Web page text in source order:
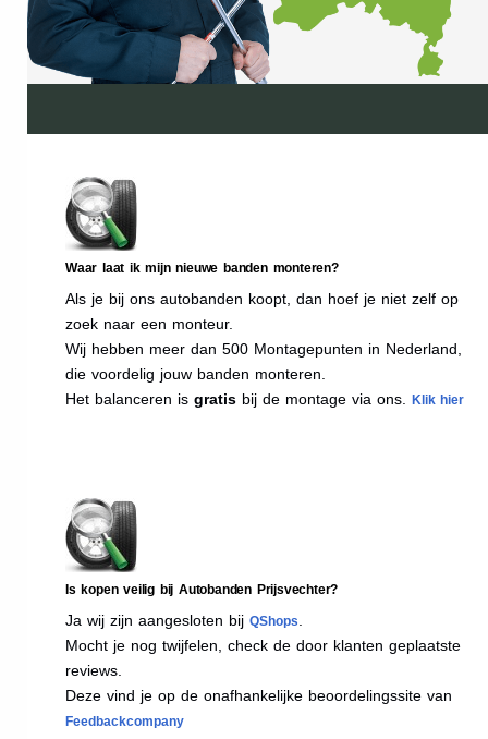
Waar laat ik mijn nieuwe banden monteren?
Als je bij ons autobanden koopt, dan hoef je niet zelf op
zoek naar een monteur.
Wij hebben meer dan 500 Montagepunten in Nederland,
die voordelig jouw banden monteren.
Het balanceren is gratis bij de montage via ons. Klik hier
Is kopen veilig bij Autobanden Prijsvechter?
Ja wij zijn aangesloten bij QShops
Mocht je nog twijfelen, check de door klanten geplaatste
reviews.
Deze vind je op de onafhankelijke beoordelingssite van
Feedbackcompany